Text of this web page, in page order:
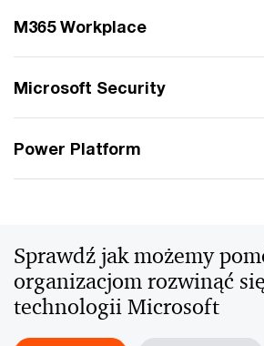
M365 Workplace
Microsoft Security
Power Platform
Sprawdź jak możemy
organizacjom rozwinąć
technologii Microsoft